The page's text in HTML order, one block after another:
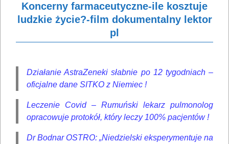
Koncerny farmaceutyczne-ile kosztuje
ludzkie życie?-film dokumentalny lektor
pl
Działanie AstraZeneki słabnie po 12 tygodniach –
oficjalne dane SITKO z Niemiec !
Leczenie Covid – Rumuński lekarz pulmonolog
opracowuje protokół, który leczy 100% pacjentów !
Dr Bodnar OSTRO: „Niedzielski eksperymentuje na